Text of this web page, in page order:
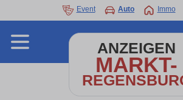
Event Auto Immo
ANZEIGEN
MARKT-